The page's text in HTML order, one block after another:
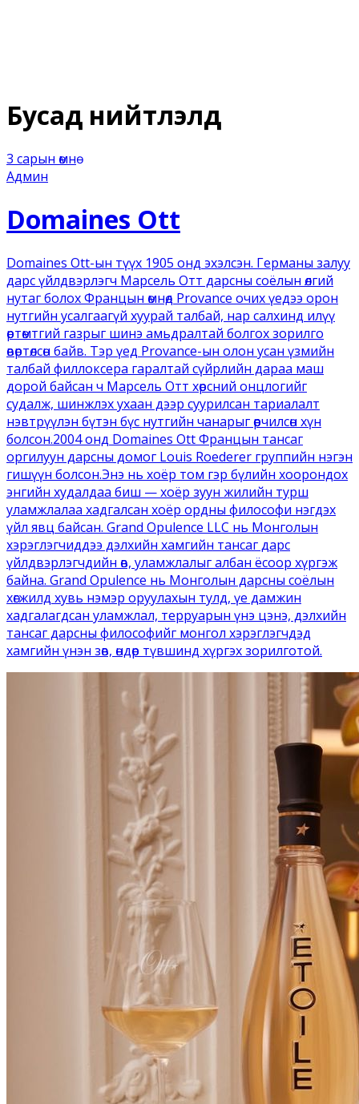
Бусад нийтлэлүүд
3 сарын өмнө
Админ
Domaines Ott
Domaines Ott-ын түүх 1905 онд эхэлсэн. Германы залуу
дарс үйлдвэрлэгч Марсель Отт дарсны соёлын өлгий
нутаг болох Францын өмнөд Provance очих үедээ орон
нутгийн усалгаагүй хуурай талбай, нар салхинд илүү
өртөмтгий газрыг шинэ амьдралтай болгох зорилго
өвөртөлсөн байв. Тэр үед Provance-ын олон усан үзмийн
талбай филлоксера гаралтай сүйрлийн дараа маш
дорой байсан ч Марсель Отт хөрсний онцлогийг
судалж, шинжлэх ухаан дээр суурилсан тариалалт
нэвтрүүлэн бүтэн бүс нутгийн чанарыг өөрчилсөн хүн
болсон.2004 онд Domaines Ott Францын тансаг
оргилуун дарсны домог Louis Roederer группийн нэгэн
гишүүн болсон.Энэ нь хоёр том гэр бүлийн хоорондох
энгийн худалдаа биш — хоёр зуун жилийн турш
уламжлалаа хадгалсан хоёр ордны философи нэгдэх
үйл явц байсан. Grand Opulence LLC нь Монголын
хэрэглэгчиддээ дэлхийн хамгийн тансаг дарс
үйлдвэрлэгчдийн өв, уламжлалыг албан ёсоор хүргэж
байна. Grand Opulence нь Монголын дарсны соёлын
хөгжилд хувь нэмэр оруулахын тулд, үе дамжин
хадгалагдсан уламжлал, терруарын үнэ цэнэ, дэлхийн
тансаг дарсны философийг монгол хэрэглэгчдэд
хамгийн үнэн зөв, өндөр түвшинд хүргэх зорилготой.